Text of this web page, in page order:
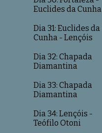
Euclides da Cunha
Dia 31: Euclides da
Cunha - Lençóis
Dia 32: Chapada
Diamantina
Dia 33: Chapada
Diamantina
Dia 34: Lençóis -
Teófilo Otoni